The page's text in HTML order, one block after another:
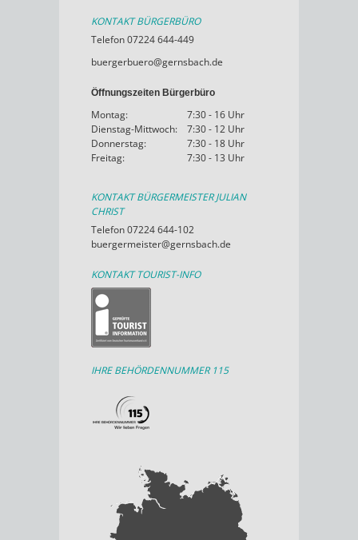
KONTAKT BÜRGERBÜRO
Telefon 07224 644-449
buergerbuero@gernsbach.de
Öffnungszeiten Bürgerbüro
Montag:
7:30 - 16 Uhr
Dienstag-Mittwoch:
7:30 - 12 Uhr
Donnerstag:
7:30 - 18 Uhr
Freitag:
7:30 - 13 Uhr
KONTAKT BÜRGERMEISTER JULIAN
CHRIST
Telefon 07224 644-102
buergermeister@gernsbach.de
KONTAKT TOURIST-INFO
IHRE BEHÖRDENNUMMER 115